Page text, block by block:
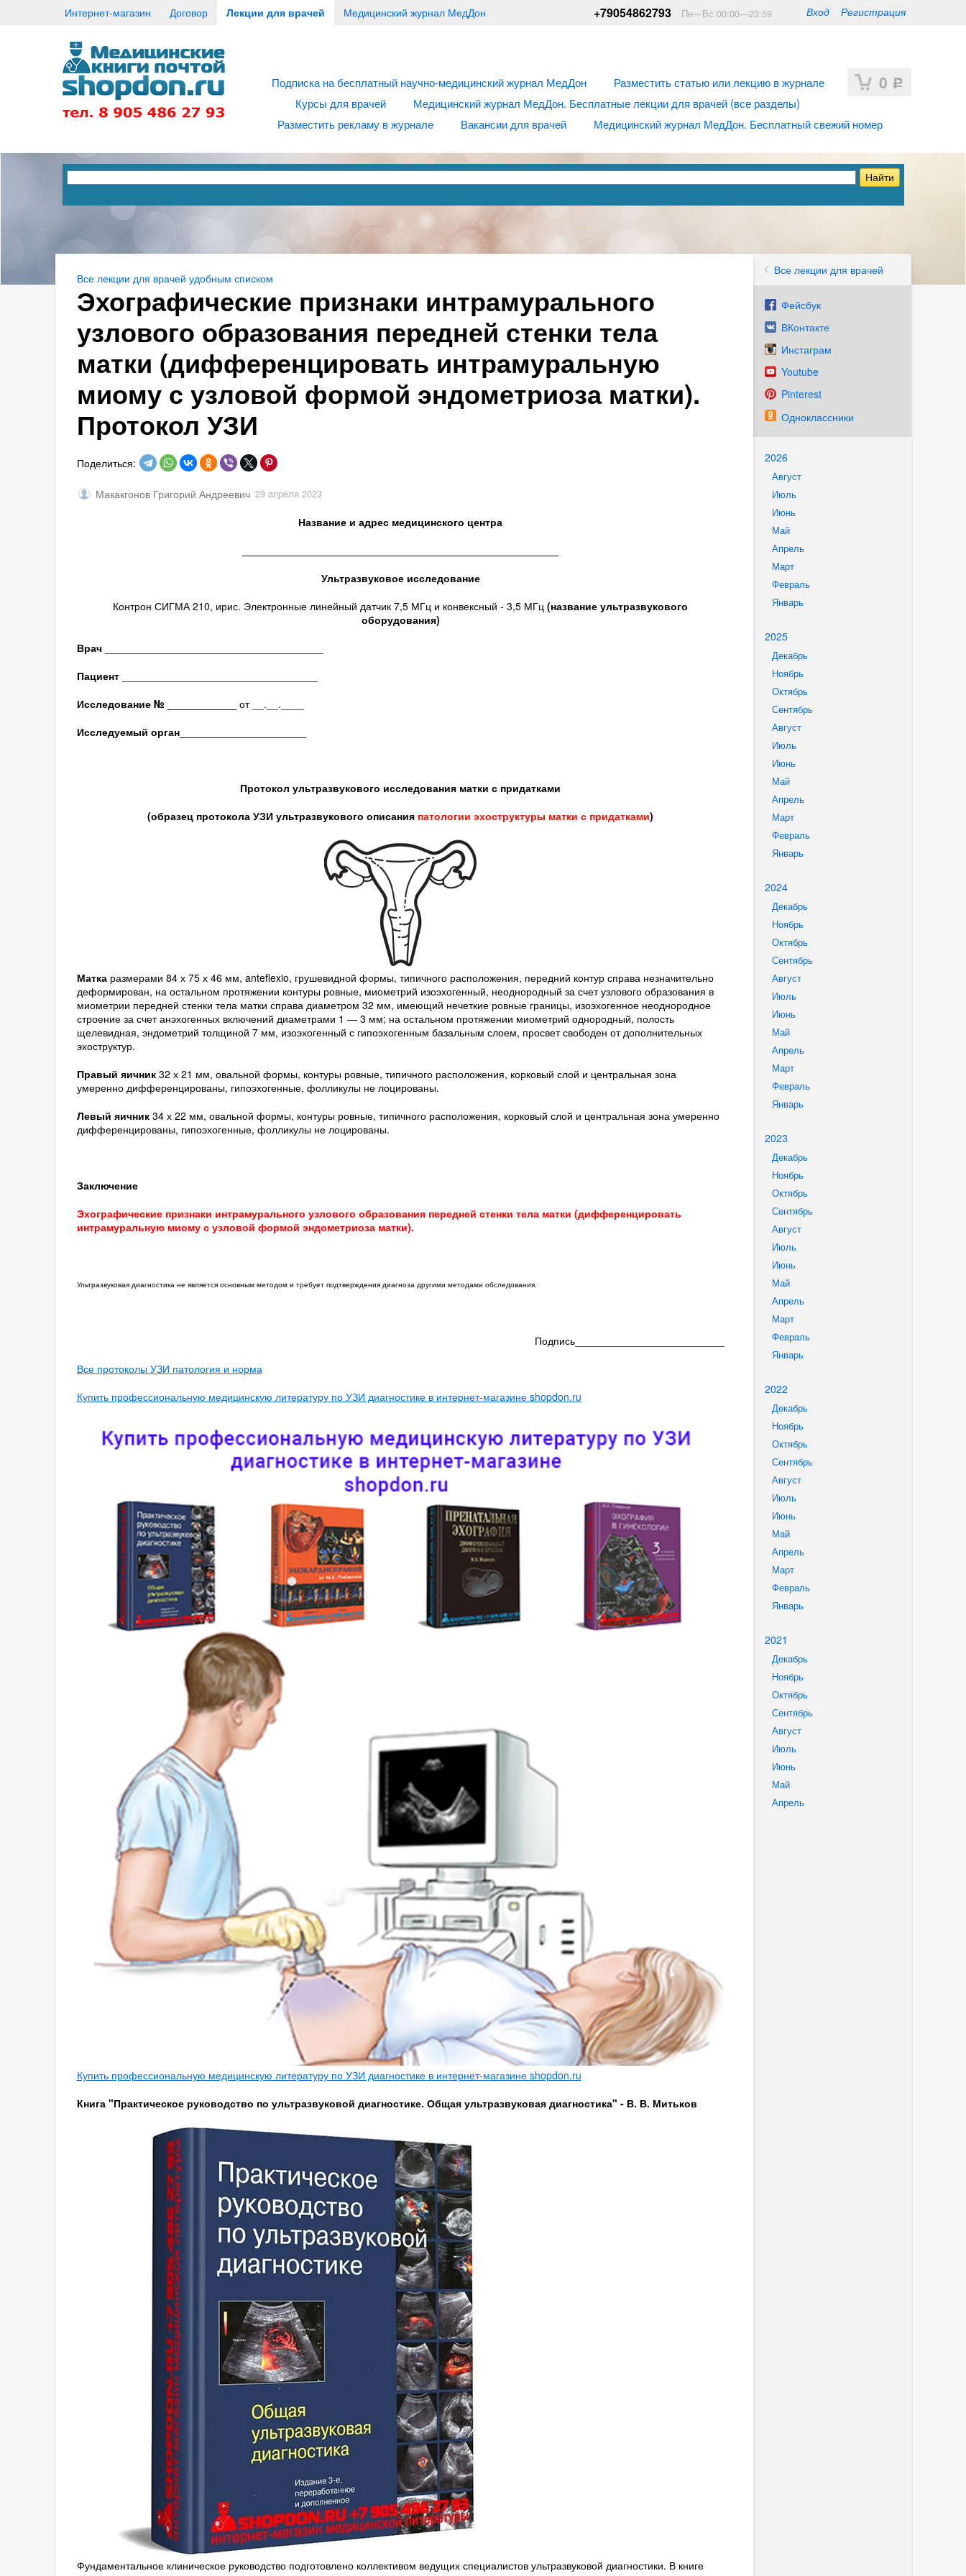
Интернет-магазин Договор Лекции для врачей Медицинский журнал МедДон Вход Регистрация
+79054862793 Пн—Вс 00:00—23:59
0 Р
Подписка на бесплатный научно-медицинский журнал МедДон
Разместить статью или лекцию в журнале
Курсы для врачей
Медицинский журнал МедДон. Бесплатные лекции для врачей (все разделы)
Разместить рекламу в журнале
Вакансии для врачей Медицинский журнал МедДон. Бесплатный свежий номер
Все лекции для врачей
Фейсбук
ВКонтакте
Инстаграм
Youtube
Pinterest
Одноклассники
2026
Август
Июль
Июнь
Май
Апрель
Март
Февраль
Январь
2025
Декабрь
Ноябрь
Октябрь
Сентябрь
Август
Июль
Июнь
Май
Апрель
Март
Февраль
Январь
2024
Декабрь
Ноябрь
Октябрь
Сентябрь
Август
Июль
Июнь
Май
Апрель
Март
Февраль
Январь
2023
Декабрь
Ноябрь
Октябрь
Сентябрь
Август
Июль
Июнь
Май
Апрель
Март
Февраль
Январь
2022
Декабрь
Ноябрь
Октябрь
Сентябрь
Август
Июль
Июнь
Май
Апрель
Март
Февраль
Январь
2021
Декабрь
Ноябрь
Октябрь
Сентябрь
Август
Июль
Июнь
Май
Апрель
Все лекции для врачей удобным списком
Эхографические признаки интрамурального
узлового образования передней стенки тела
матки (дифференцировать интрамуральную
миому с узловой формой эндометриоза матки).
Протокол УЗИ
Поделиться:
Макакгонов Григорий Андреевич 29 апреля 2023
Название и адрес медицинского центра
Ультразвуковое исследование
Контрон СИГМА 210, ирис. Электронные линейный датчик 7,5 МГц и конвексный - 3,5 МГц (название ультразвукового
оборудования)
Врач______________________________________
Пациент__________________________________
Исследование № ____________ от __.__.____
Исследуемый орган______________________
Протокол ультразвукового исследования матки с придатками
(образец протокола УЗИ ультразвукового описания патологии эхоструктуры матки с придатками)
Матка размерами 84 х 75 х 46 мм, anteflexio, грушевидной формы, типичного расположения, передний контур справа незначительно
деформирован, на остальном протяжении контуры ровные, миометрий изоэхогенный, неоднородный за счет узлового образования в
миометрии передней стенки тела матки справа диаметром 32 мм, имеющий нечеткие ровные границы, изоэхогенное неоднородное
строение за счет анэхогенных включений диаметрами 1 — 3 мм; на остальном протяжении миометрий однородный, полость
щелевидная, эндометрий толщиной 7 мм, изоэхогенный с гипоэхогенным базальным слоем, просвет свободен от дополнительных
эхоструктур.
Правый яичник 32 х 21 мм, овальной формы, контуры ровные, типичного расположения, корковый слой и центральная зона
умеренно дифференцированы, гипоэхогенные, фолликулы не лоцированы.
Левый яичник 34 х 22 мм, овальной формы, контуры ровные, типичного расположения, корковый слой и центральная зона умеренно
дифференцированы, гипоэхогенные, фолликулы не лоцированы.
Заключение
Эхографические признаки интрамурального узлового образования передней стенки тела матки (дифференцировать
интрамуральную миому с узловой формой эндометриоза матки).
Ультразвуковая диагностика не является основным методом и требует подтверждения диагноза другими методами обследования.
Подпись__________________________
Все протоколы УЗИ патология и норма
Купить профессиональную медицинскую литературу по УЗИ диагностике в интернет-магазине shopdon.ru
Купить профессиональную медицинскую литературу по УЗИ диагностике в интернет-магазине shopdon.ru
Книга "Практическое руководство по ультразвуковой диагностике. Общая ультразвуковая диагностика" - В. В. Митьков
Фундаментальное клиническое руководство подготовлено коллективом ведущих специалистов ультразвуковой диагностики. В книге